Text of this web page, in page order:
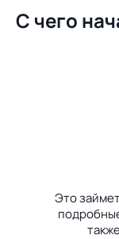
С чего
Это